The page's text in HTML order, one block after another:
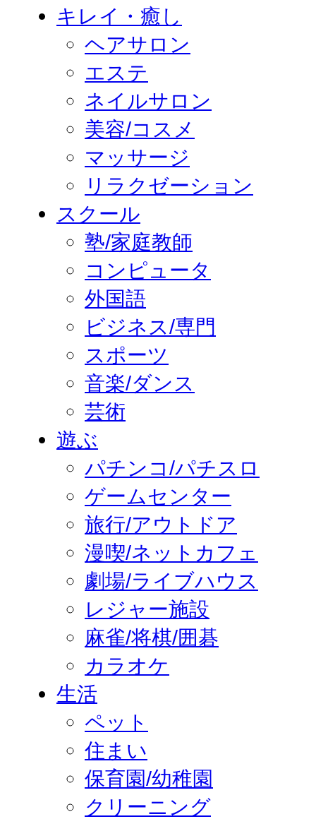
キレイ・癒し
ヘアサロン
エステ
ネイルサロン
美容/コスメ
マッサージ
リラクゼーション
スクール
塾/家庭教師
コンピュータ
外国語
ビジネス/専門
スポーツ
音楽/ダンス
芸術
遊ぶ
パチンコ/パチスロ
ゲームセンター
旅行/アウトドア
漫喫/ネットカフェ
劇場/ライブハウス
レジャー施設
麻雀/将棋/囲碁
カラオケ
生活
ペット
住まい
保育園/幼稚園
クリーニング